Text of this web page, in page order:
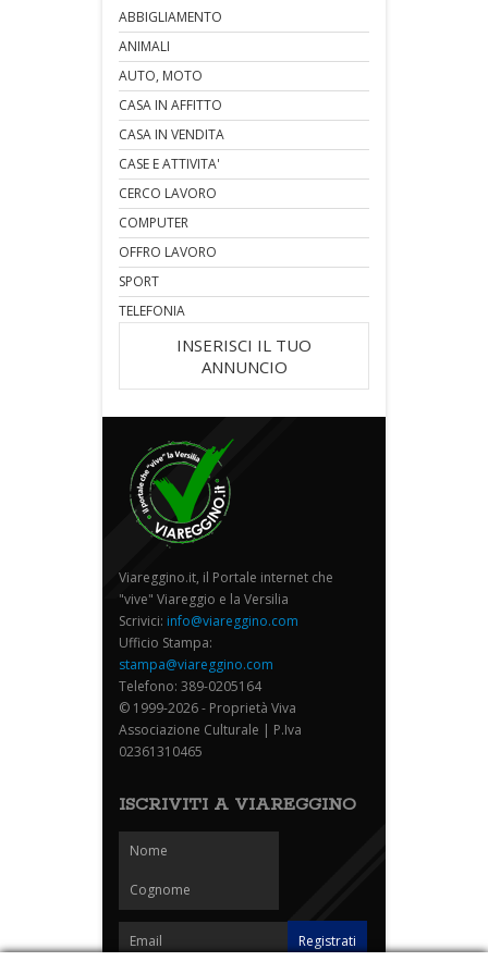
ABBIGLIAMENTO
ANIMALI
AUTO, MOTO
CASA IN AFFITTO
CASA IN VENDITA
CASE E ATTIVITA'
CERCO LAVORO
COMPUTER
OFFRO LAVORO
SPORT
TELEFONIA
INSERISCI IL TUO
ANNUNCIO
Viareggino.it, il Portale internet che
"vive" Viareggio e la Versilia
Scrivici: info@viareggino.com
Ufficio Stampa:
stampa@viareggino.com
Telefono: 389-0205164
© 1999-2026 - Proprietà Viva
Associazione Culturale | P.Iva
02361310465
ISCRIVITI A VIAREGGINO